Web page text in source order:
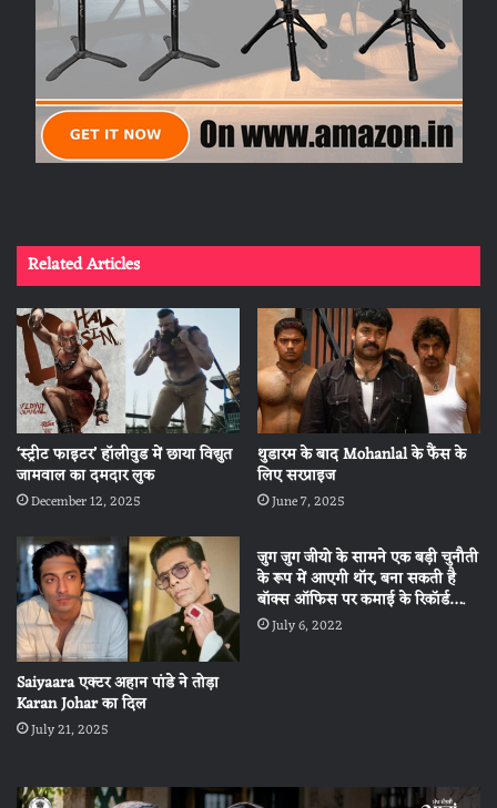
Related Articles
‘स्ट्रीट फाइटर’ हॉलीवुड में छाया विद्युत
जामवाल का दमदार लुक
December 12, 2025
थुडारम के बाद Mohanlal के फैंस के
लिए सरप्राइज
June 7, 2025
Saiyaara एक्टर अहान पांडे ने तोड़ा
Karan Johar का दिल
July 21, 2025
जुग जुग जीयो के सामने एक बड़ी चुनौती
के रूप में आएगी थॉर, बना सकती है
बॉक्स ऑफिस पर कमाई के रिकॉर्ड….
July 6, 2022